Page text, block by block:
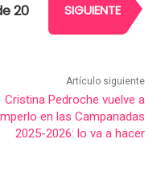
20 SIGUIENTE
Artículo siguiente
Cristina Pedroche vuelve a
en las Campanadas
2025-2026: lo va a hacer